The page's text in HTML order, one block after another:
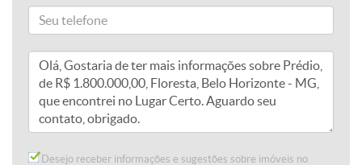
Desejo receber informações e sugestões sobre imóveis no